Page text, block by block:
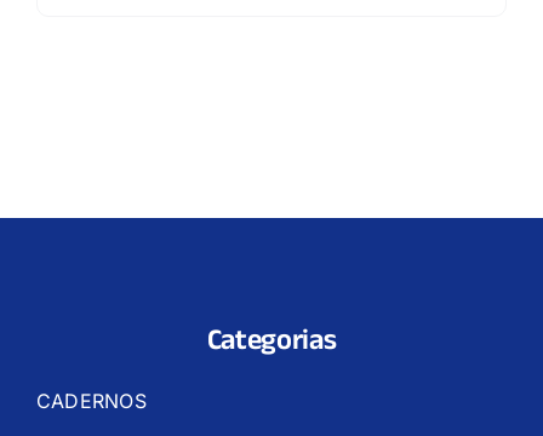
Categorias
CADERNOS